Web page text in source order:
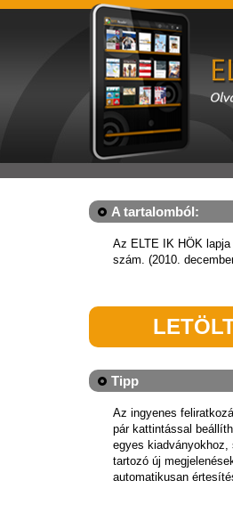
A tartalomból:
Az ELTE IK HÖK
szám. (2010.
Tipp
Az ingyenes
pár kattintással
egyes kiadványokhoz,
tartozó új
automatikusan